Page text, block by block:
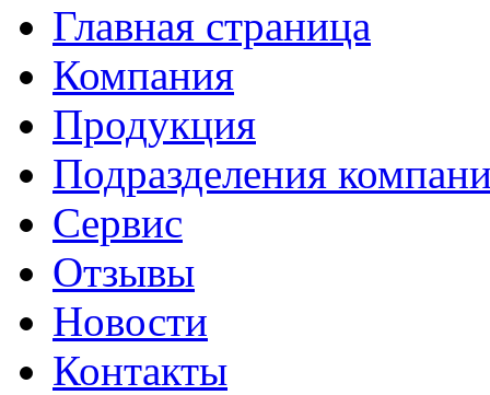
Главная страница
Компания
Продукция
Подразделения
Сервис
Отзывы
Новости
Контакты